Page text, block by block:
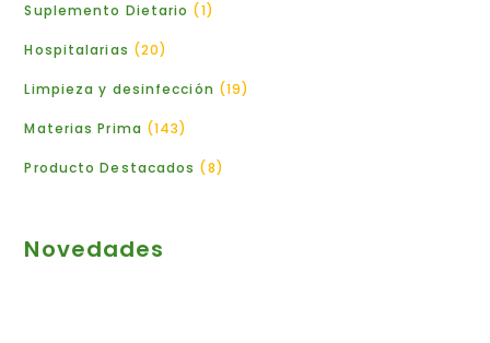
Suplemento Dietario 1
Hospitalarias 20
Limpieza y desinfección 19
Materias Prima 143
Producto Destacados 8
Novedades